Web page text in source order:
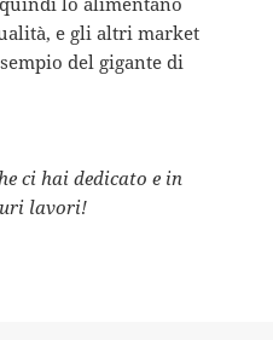
e gli altri market
del gigante di
ci hai dedicato e in
lavori!